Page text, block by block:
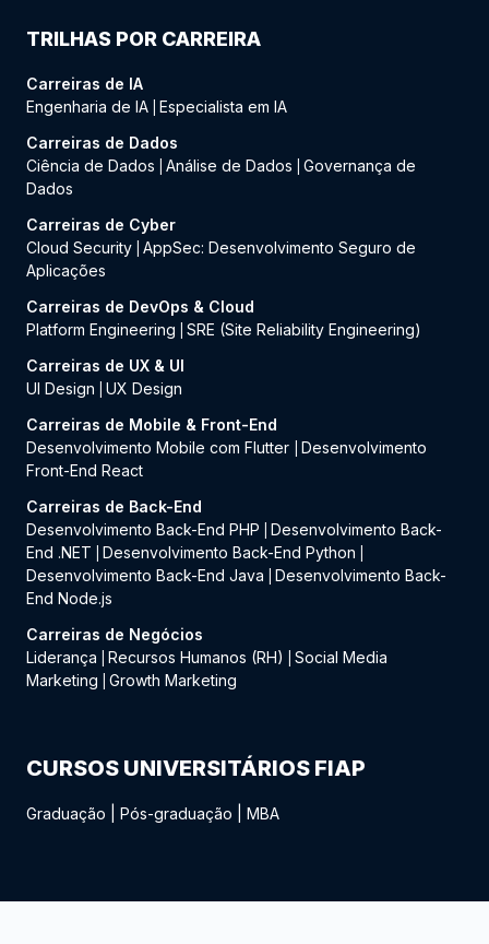
TRILHAS POR CARREIRA
Carreiras de IA
Engenharia de IA Especialista em IA
Carreiras de Dados
Ciência de Dados
Análise de Dados
Governança de
Dados
Carreiras de Cyber
Cloud Security AppSec: Desenvolvimento Seguro de
Aplicações
Carreiras de DevOps & Cloud
Platform Engineering
SRE (Site Reliability Engineering)
Carreiras de UX & UI
UI Design
UX Design
Carreiras de Mobile & Front-End
Desenvolvimento Mobile com Flutter
Desenvolvimento
Front-End React
Carreiras de Back-End
Desenvolvimento Back-End PHP
Desenvolvimento Back-
End .NET
Desenvolvimento Back-End Python
Desenvolvimento Back-End Java
Desenvolvimento Back-
End Node.js
Carreiras de Negócios
Liderança
Recursos Humanos (RH)
Social Media
Marketing
Growth Marketing
CURSOS UNIVERSITÁRIOS FIAP
Graduação Pós-graduação MBA